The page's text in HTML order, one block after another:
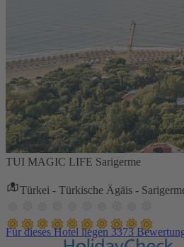
TUI MAGIC LIFE Sarigerme
Türkei - Türkische Ägäis -
Für dieses Hotel liegen 3373